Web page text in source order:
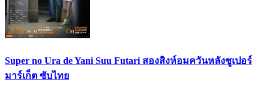
Super no Ura de Yani Suu Futari สองสิงห์อมควันหลังซูเปอร์
มาร์เก็ต ซับไทย